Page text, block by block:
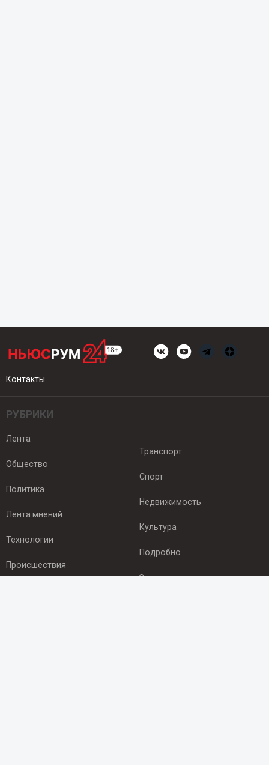
Контакты
РУБРИКИ
Лента
Общество
Политика
Лента мнений
Технологии
Происшествия
Транспорт
Спорт
Недвижимость
Культура
Подробно
Здоровье